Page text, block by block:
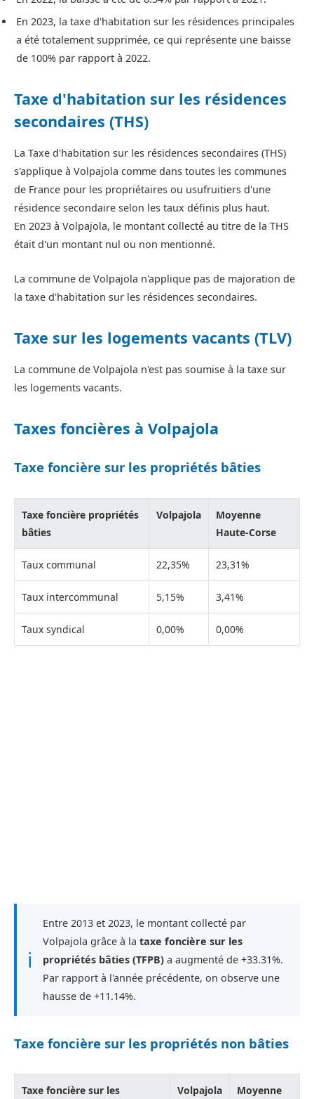
En 2023, la taxe d'habitation sur les résidences principales
a été totalement supprimée, ce qui représente une baisse
de 100% par rapport à 2022.
Taxe d'habitation sur les résidences
secondaires (THS)
La Taxe d'habitation sur les résidences secondaires (THS)
s'applique à Volpajola comme dans toutes les communes
de France pour les propriétaires ou usufruitiers d'une
résidence secondaire selon les taux définis plus haut.
En 2023 à Volpajola, le montant collecté au titre de la THS
était d'un montant nul ou non mentionné.
La commune de Volpajola n'applique pas de majoration de
la taxe d'habitation sur les résidences secondaires.
Taxe sur les logements vacants (TLV)
La commune de Volpajola n'est pas soumise à la taxe sur
les logements vacants.
Taxes foncières à Volpajola
Taxe foncière sur les propriétés bâties
Taxe foncière propriétés
bâties
Volpajola
Moyenne
Haute-Corse
Taux communal 22,35% 23,31%
Taux intercommunal 5,15% 3,41%
Taux syndical 0,00% 0,00%
ℹ
Entre 2013 et 2023, le montant collecté par
Volpajola grâce à la taxe foncière sur les
propriétés bâties (TFPB) a augmenté de +33.31%.
Par rapport à l'année précédente, on observe une
hausse de +11.14%.
Taxe foncière sur les propriétés non bâties
Taxe foncière sur les Volpajola Moyenne